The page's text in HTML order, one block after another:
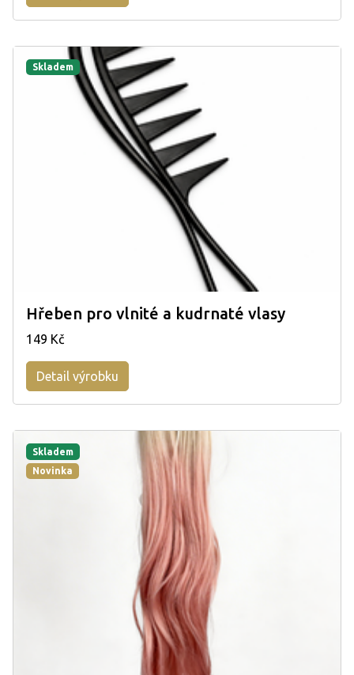
Skladem
Hřeben pro vlnité a kudrnaté vlasy
149 Kč
Detail výrobku
Skladem
Novinka